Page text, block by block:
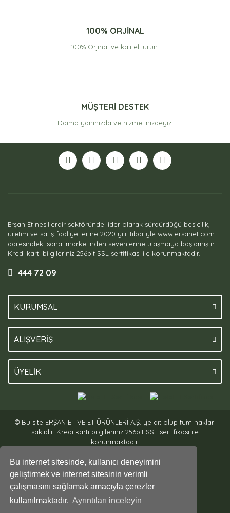
Bu internet sitesinde, kullanıcı deneyimini
geliştirmek ve internet sitesinin verimli
çalışmasını sağlamak amacıyla çerezler
kullanılmaktadır. Ayrıntıları inceleyin
100% ORJİNAL
100% Orjinal ve kaliteli ürün.
MÜŞTERİ DESTEK
Daima yanınızda ve hizmetinizdeyiz.
Erşan Et nesillerdir sektöründe lider olarak sürdürdüğü besicilik,
üretim ve satış faaliyetlerine 2020 yılı itibariyle www.ersanet.com
adresindeki sanal marketinden sevenlerine ulaşmaya başlamıştır.
Kredi kartı bilgileriniz 256bit SSL sertifikası ile korunmaktadır.
444 72 09
KURUMSAL
ALIŞVERİŞ
ÜYELİK
© Bu site ERŞAN ET VE ET ÜRÜNLERİ A.Ş. ye ait olup tüm hakları
saklıdır. Kredi kartı bilgileriniz 256bit SSL sertifikası ile
korunmaktadır.